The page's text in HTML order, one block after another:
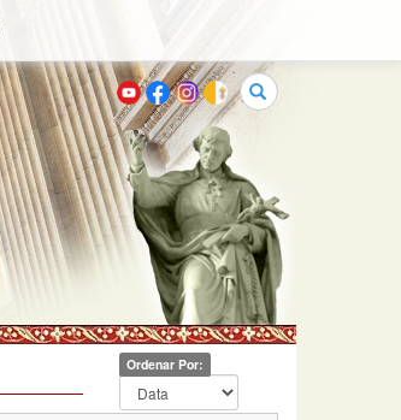
Buscar
Ordenar Por: